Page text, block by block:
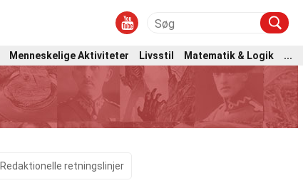
Menneskelige Aktiviteter Livsstil Matematik & Logik
...
Redaktionelle retningslinjer